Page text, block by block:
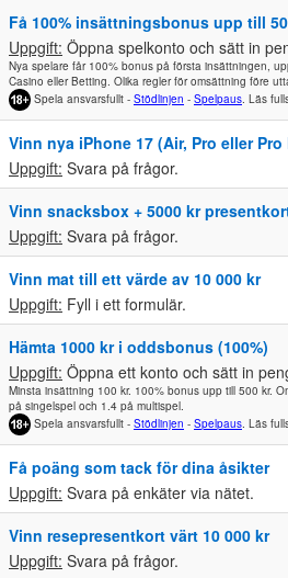
Få 100% insättningsbonus upp till
Uppgift: Öppna spelkonto och sätt in
Nya spelare får 100% bonus på första insättningen,
Casino eller Betting. Olika regler för omsättning före
Spela ansvarsfullt - Stödlinjen - Spelpaus . Läs
Vinn nya iPhone 17 (Air, Pro eller Pro
Uppgift: Svara på frågor.
Vinn snacksbox + 5000 kr
Uppgift: Svara på frågor.
Vinn mat till ett värde av 10 000 kr
Uppgift: Fyll i ett formulär.
Hämta 1000 kr i oddsbonus (100%)
Uppgift: Öppna ett konto och sätt in
Minsta insättning 100 kr. 100% bonus upp till 500 kr.
på singelspel och 1.4 på multispel.
Spela ansvarsfullt - Stödlinjen - Spelpaus . Läs
Få poäng som tack för dina åsikter
Uppgift: Svara på enkäter via nätet.
Vinn resepresentkort värt 10 000 kr
Uppgift: Svara på frågor.